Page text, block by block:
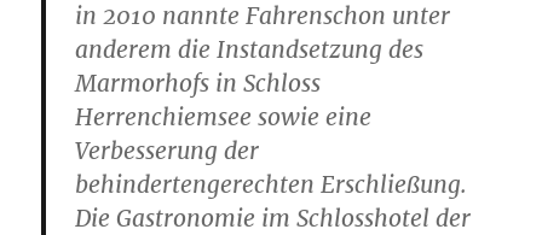
in 2010 nannte Fahrenschon unter
anderem die Instandsetzung des
Marmorhofs inSchloss
Herrenchiemsee sowie eine
Verbesserung der
behindertengerechten Erschließung.
Die Gastronomie im Schlosshotel der